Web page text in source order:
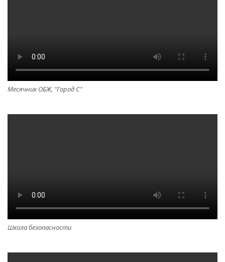
Месячник ОБЖ, "Город С"
Школа безопасности